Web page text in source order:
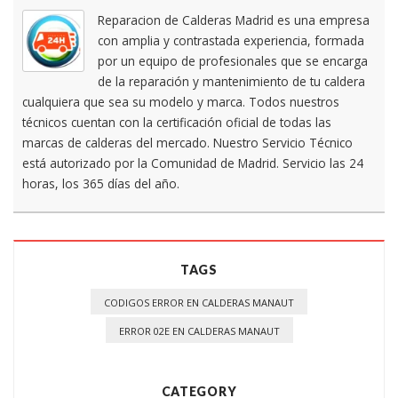
Reparacion de Calderas Madrid es una empresa
con amplia y contrastada experiencia, formada
por un equipo de profesionales que se encarga
de la reparación y mantenimiento de tu caldera
cualquiera que sea su modelo y marca. Todos nuestros
técnicos cuentan con la certificación oficial de todas las
marcas de calderas del mercado. Nuestro Servicio Técnico
está autorizado por la Comunidad de Madrid. Servicio las 24
horas, los 365 días del año.
TAGS
CODIGOS ERROR EN CALDERAS MANAUT
ERROR 02E EN CALDERAS MANAUT
CATEGORY